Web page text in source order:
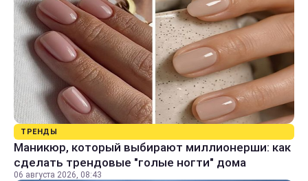
ТРЕНДЫ
Маникюр, который выбирают миллионерши: как
сделать трендовые "голые ногти" дома
06 августа 2026, 08:43